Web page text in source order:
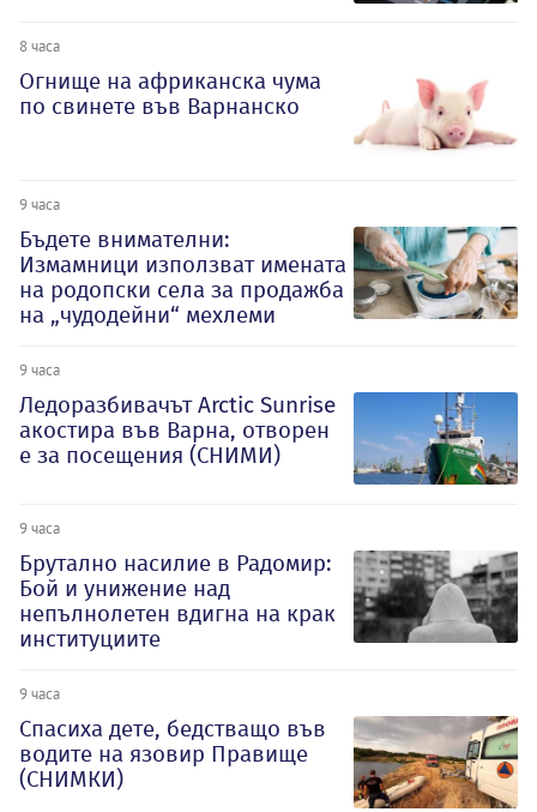
8 часа
Огнище на африканска чума
по свинете във Варнанско
9 часа
Бъдете внимателни:
Измамници използват имената
на родопски села за продажба
на „чудодейни“ мехлеми
9 часа
Ледоразбивачът Arctic Sunrise
акостира във Варна, отворен
е за посещения (СНИМИ)
9 часа
Брутално насилие в Радомир:
Бой и унижение над
непълнолетен вдигна на крак
институциите
9 часа
Спасиха дете, бедстващо във
водите на язовир Правище
(СНИМКИ)